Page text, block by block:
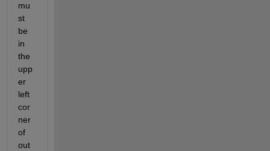
mu
st
be
in
the
upp
er
left
cor
ner
of
out